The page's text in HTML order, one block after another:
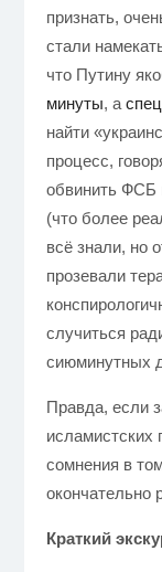
признать,
стали
что Путину
минуты, а
найти
процесс,
обвинить ФСБ
(что более
всё знали, но
прозевали
случиться
сиюминутных
Правда, если
исламистских
сомнения в
окончательно
Краткий